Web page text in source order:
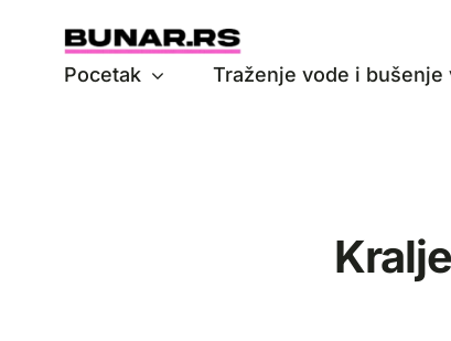
contentPocetak Traženje vode i bušenje